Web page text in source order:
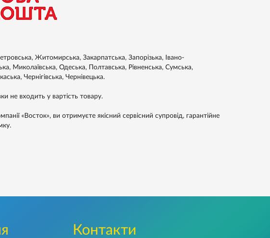
Житомирська, Закарпатська, Запорізька, Івано-
Миколаївська, Одеська, Полтавська, Рівненська, Сумська,
Чернігівська, Чернівецька.
не входить у вартість товару.
«Восток», ви отримуєте якісний сервісний супровід, гарантійне
Контакти